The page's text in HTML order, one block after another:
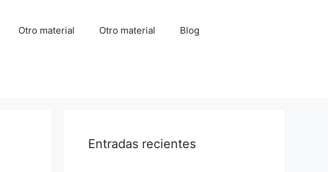
Otro material Otro material Blog
Entradas recientes